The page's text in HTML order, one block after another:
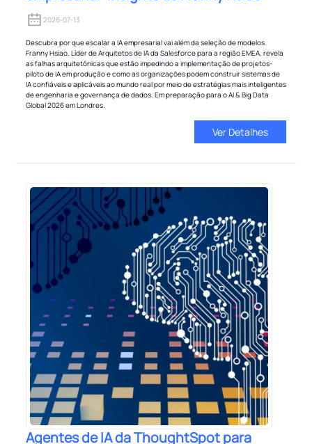
2026-07-13
Descubra por que escalar a IA empresarial vai além da seleção de modelos.
Franny Hsiao, Líder de Arquitetos de IA da Salesforce para a região EMEA, revela
as falhas arquitetônicas que estão impedindo a implementação de projetos-
piloto de IA em produção e como as organizações podem construir sistemas de
IA confiáveis ​​e aplicáveis ​​ao mundo real por meio de estratégias mais inteligentes
de engenharia e governança de dados. Em preparação para o AI & Big Data
Global 2026 em Londres.
Ver Detalhes
Agentes de IA da ThoughtSpot para